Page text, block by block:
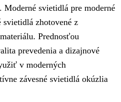
Moderné svietidlá pre moderné
svietidlá zhotovené z
Prednosťou
prevedenia a dizajnové
v moderných
závesné svietidlá okúzlia